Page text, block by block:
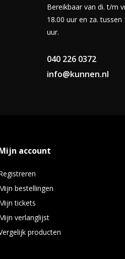
Bereikbaar van di. t/m
18.00 uur en za. tussen
uur.
040 226 0372
info@kunnen.nl
account
bestellingen
tickets
verlanglijst
producten